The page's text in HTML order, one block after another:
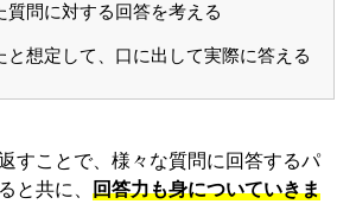
問に対する回答を考える
想定して、口に出して実際に答える
すことで、様々な質問に回答するパ
と共に、 回答力も身についていきま